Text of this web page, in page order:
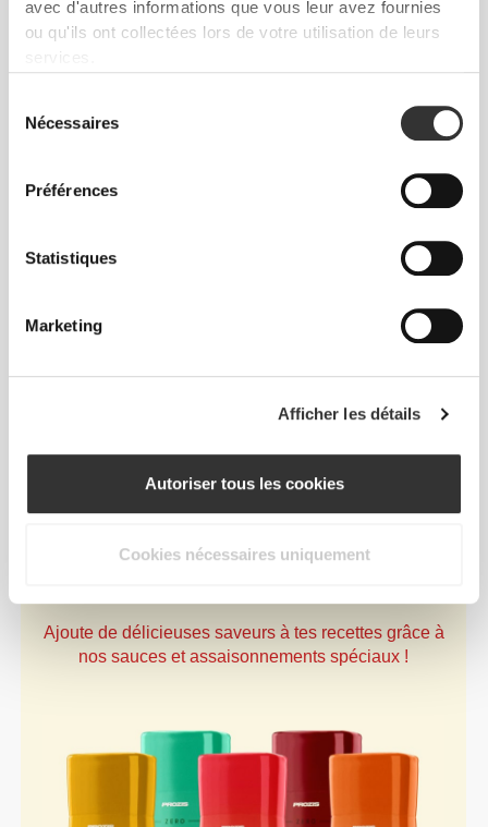
avec d'autres informations que vous leur avez fournies
ou qu'ils ont collectées lors de votre utilisation de leurs
services.
Nécessaires
Préférences
Statistiques
Marketing
Afficher les détails
Autoriser tous les cookies
Cookies nécessaires uniquement
poivre, les gousses d'ail et le jus de
citron. Réserve.
graines de lin moulues dans une autre.
au four.
retournant les tranches à mi-cuisson.
Savoure plus d'options.
Ajoute de délicieuses saveurs à tes recettes grâce à
nos sauces et assaisonnements spéciaux !